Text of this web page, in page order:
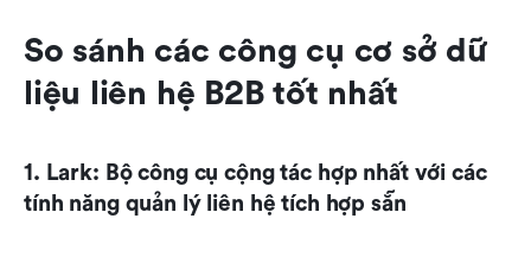
So sánh các công cụ cơ sở dữ
liệu liên hệ B2B tốt nhất
1. Lark: Bộ công cụ cộng tác hợp nhất với các
tính năng quản lý liên hệ tích hợp sẵn